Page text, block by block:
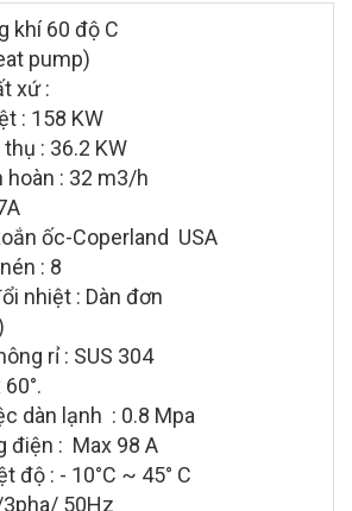
khí 60 độ C
pump)
xứ :
: 158 KW
: 36.2 KW
hoàn : 32 m3/h
ốc-Coperland USA
: 8
nhiệt : Dàn đơn
rỉ : SUS 304
dàn lạnh : 0.8 Mpa
điện : Max 98 A
độ : - 10°C ~ 45° C
50Hz